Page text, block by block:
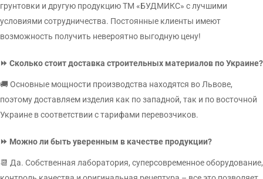
Использование водно-дисперсионной латексной или
атмосферостойкой акриловой окрашивающей смеси позволяет:
Завершить финишную отделку строения.
Придать зданию индивидуальности и выделить его на фоне
Увеличить срок эксплуатации основных конструкций
благодаря эффективной защите от ультрафиолетовых лучей,
осадков и колебаний температур.
Обезопасить металлические элементы от развития коррозии.
грунтовки и другую продукцию ТМ «БУДМИКС» с лучшими
условиями сотрудничества. Постоянные клиенты имеют
возможность получить невероятно выгодную цену!
⏩ Сколько стоит доставка строительных материалов по Украине?
🚚 Основные мощности производства находятся во Львове,
поэтому доставляем изделия как по западной, так и по восточной
Украине в соответствии с тарифами перевозчиков.
⏩ Можно ли быть уверенным в качестве продукции?
📆 Да. Собственная лаборатория, суперсовременное оборудование,
ВІДПРАВИТИ